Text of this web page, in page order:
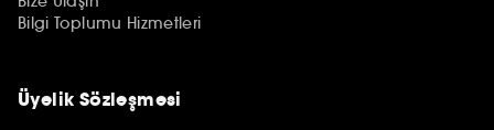
Bilgi Toplumu Hizmetleri
Üyelik Sözleşmesi